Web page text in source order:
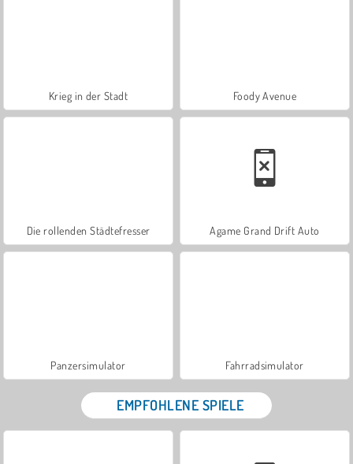
Krieg in der Stadt Foody Avenue
Die rollenden Städtefresser Agame Grand Drift Auto
Panzersimulator Fahrradsimulator
EMPFOHLENE SPIELE